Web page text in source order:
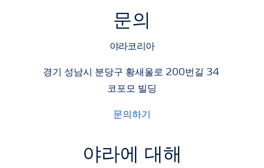
문의
야라코리아
경기 성남시 분당구 황새울로 200번길 34
코포모 빌딩
문의하기
야라에 대해